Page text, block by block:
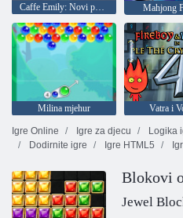
Caffe Emily: Novi početak Mahjong
Milina mjehur Vatra i
Igre Online
Igre za djecu Logika
Dodirnite igre
Igre HTML5
Blokovi
Jewel